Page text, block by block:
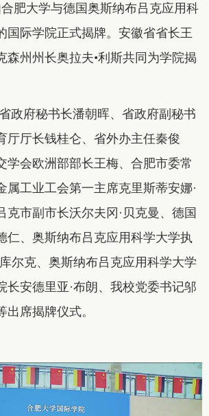
肥大学与德国奥斯纳布吕克应用科
国际学院正式揭牌。安徽省省长王
森州州长奥拉夫•利斯共同为学院揭
政府秘书长潘朝晖、省政府副秘书
厅厅长钱桂仑、省外办主任秦俊
学会欧洲部部长王梅、合肥市委常
属工业工会第一主席克里斯蒂安娜·
克市副市长沃尔夫冈·贝克曼、德国
仁、奥斯纳布吕克应用科学大学执
尔克、奥斯纳布吕克应用科学大学
长安德里亚·布朗、我校党委书记邬
席揭牌仪式。